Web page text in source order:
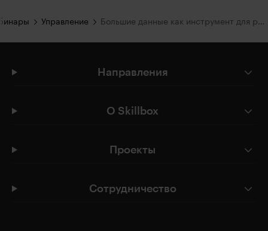
Управление Большие данные как инструмент для развития бизнеса. Практические кейсы.
Направления
О Skillbox
Проекты
Сотрудничество